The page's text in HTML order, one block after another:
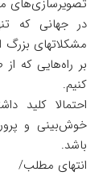
تصویرسازی‌های
در جهانی که
مشکلاتهای
بر راه‌هایی که از
کنیم.
احتمالا کلید
خوش‌بینی و
باشد.
انتهای مطلب/